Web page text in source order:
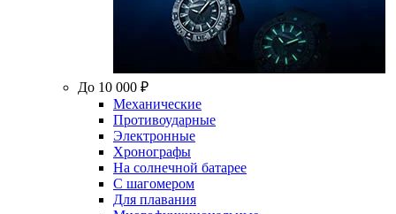
До 10 000 ₽
Механические
Противоударные
Электронные
Хронографы
На солнечной батарее
С шагомером
Для плавания